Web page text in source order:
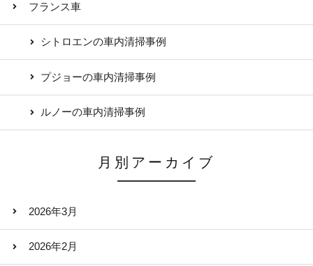
フランス車
シトロエンの車内清掃事例
プジョーの車内清掃事例
ルノーの車内清掃事例
月別アーカイブ
2026年3月
2026年2月